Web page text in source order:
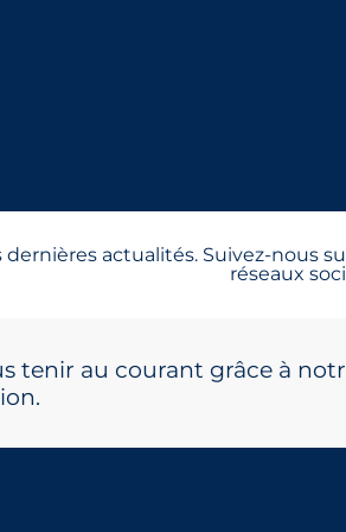
dernières actualités. Suivez-nous
réseaux
tenir au courant grâce à